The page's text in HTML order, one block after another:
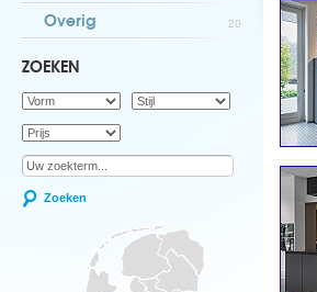
Overig 20
ZOEKEN
Zoeken